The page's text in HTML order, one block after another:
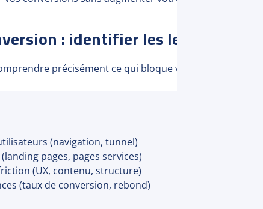
: identifier les leviers
précisément ce qui bloque vos conversions.
(navigation, tunnel)
pages, pages services)
(UX, contenu, structure)
(taux de conversion, rebond)